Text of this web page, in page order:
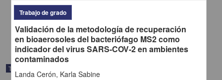
2025
Medicina y Ciencias de la Salud
Trabajo de grado
Trabajo de grado
Validación de la metodología de recuperación
en bioaerosoles del bacteriófago MS2 como
indicador del virus SARS-COV-2 en ambientes
contaminados
Landa Cerón, Karla Sabine